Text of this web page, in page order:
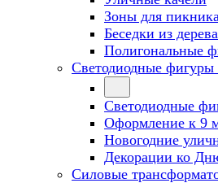
Зоны для
Беседки из дерева
Полигональные
Светодиодные фигуры
Светодиодные
Оформление к 9
Новогодние
Декорации ко
Силовые